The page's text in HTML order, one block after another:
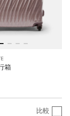
箱
比較